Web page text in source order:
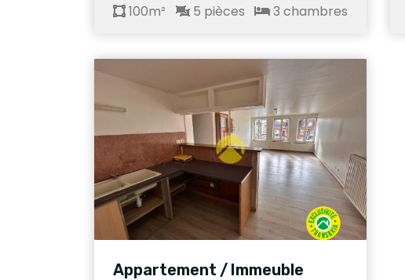
100m² 5 pièces 3 chambres
Appartement / Immeuble